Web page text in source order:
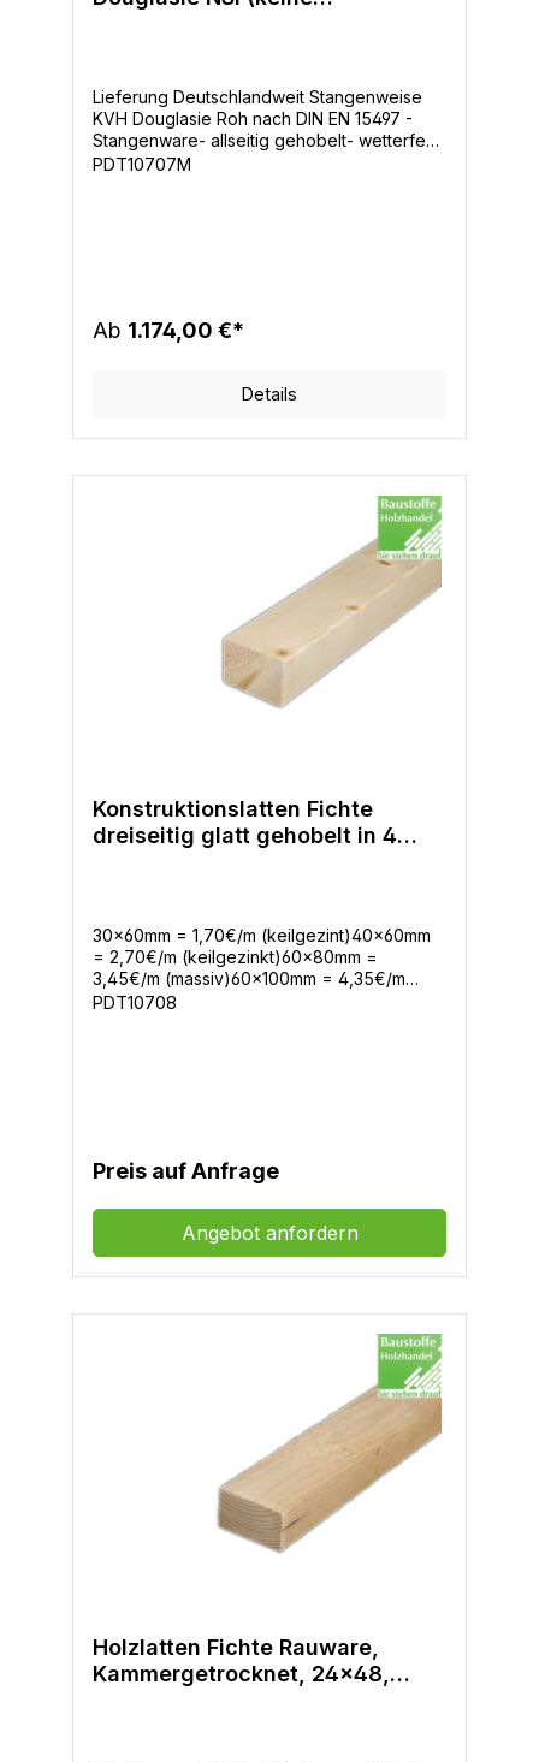
Lieferung Deutschlandweit Stangenweise
KVH Douglasie Roh nach DIN EN 15497 -
Stangenware- allseitig gehobelt- wetterfest
hell verleimt, keilgezinkz- leicht gefast- KD
PDT10707M
Ab 1.174,00 €*
Details
Konstruktionslatten Fichte
dreiseitig glatt gehobelt in 4
30x60mm = 1,70€/m (keilgezint)40x60mm
= 2,70€/m (keilgezinkt)60x80mm =
3,45€/m (massiv)60x100mm = 4,35€/m
(massiv) - 3 seitig gehobelt / 1 seitig feiner
PDT10708
Preis auf Anfrage
Angebot anfordern
Holzlatten Fichte Rauware,
Kammergetrocknet, 24x48,